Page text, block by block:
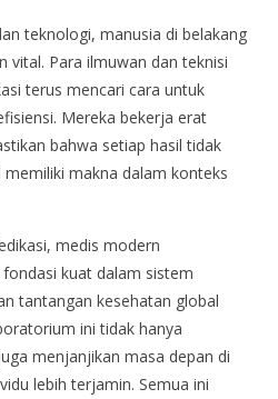
teknologi, manusia di belakang
vital. Para ilmuwan dan teknisi
terus mencari cara untuk
Mereka bekerja erat
bahwa setiap hasil tidak
makna dalam konteks
medis modern
kuat dalam sistem
tantangan kesehatan global
ini tidak hanya
menjanjikan masa depan di
lebih terjamin. Semua ini